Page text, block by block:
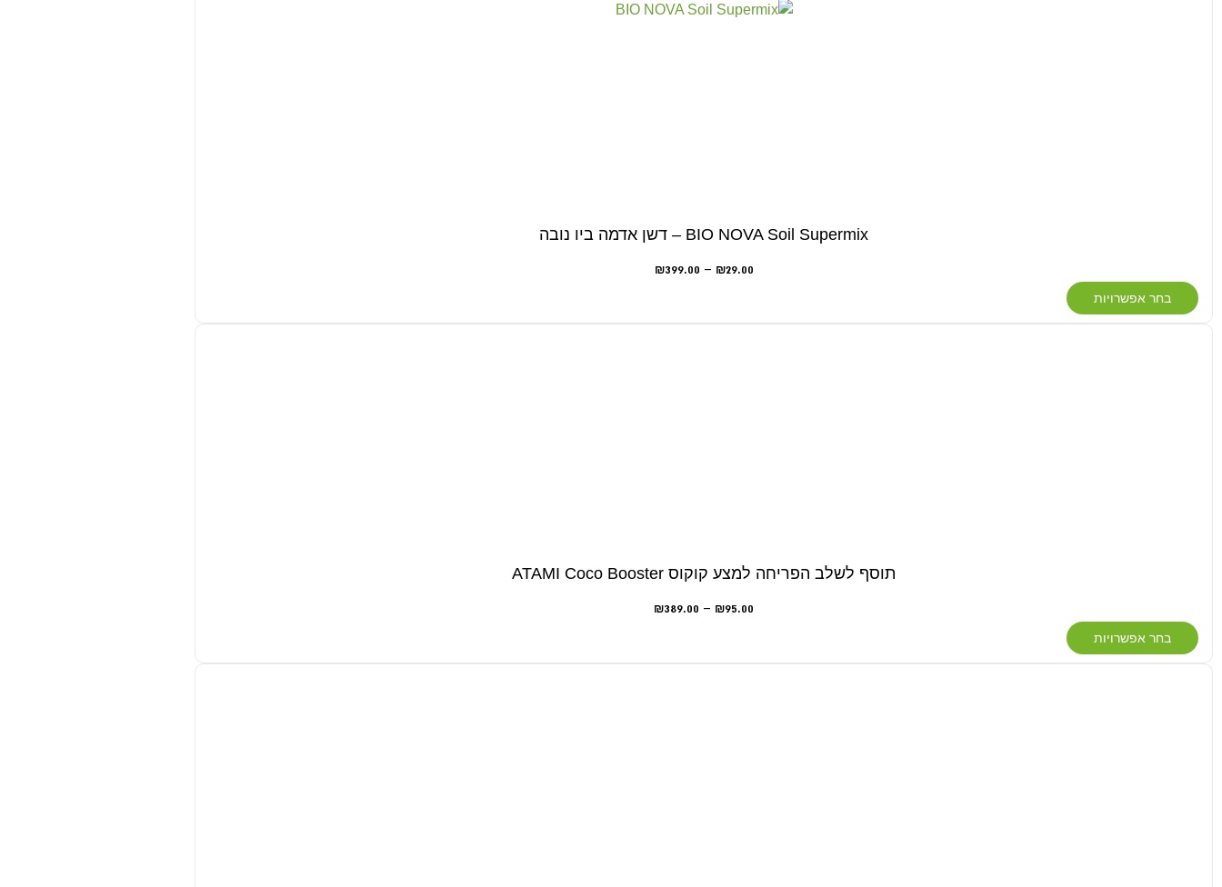
BIO NOVA Soil Supermix – דשן אדמה ביו נובה
₪29.00
–
₪399.00
בחר אפשרויות
תוסף לשלב הפריחה למצע קוקוס ATAMI Coco Booster
₪95.00
–
₪389.00
בחר אפשרויות